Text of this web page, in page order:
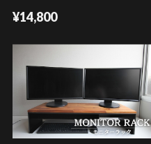
¥14,800